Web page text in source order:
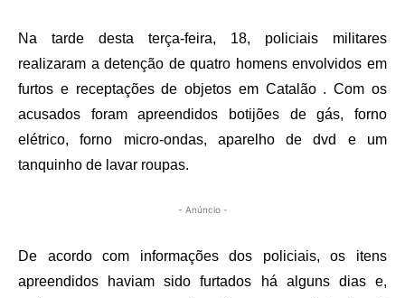
Na tarde desta terça-feira, 18, policiais militares
realizaram a detenção de quatro homens envolvidos em
furtos e receptações de objetos em Catalão . Com os
acusados foram apreendidos botijões de gás, forno
elétrico, forno micro-ondas, aparelho de dvd e um
tanquinho de lavar roupas.
- Anúncio -
De acordo com informações dos policiais, os itens
apreendidos haviam sido furtados há alguns dias e,